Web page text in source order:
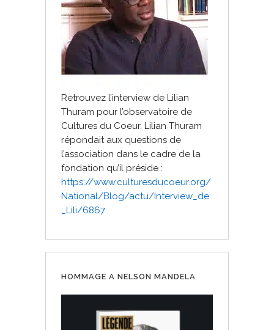
Retrouvez l’interview de Lilian
Thuram pour l’observatoire de
Cultures du Coeur. Lilian Thuram
répondait aux questions de
l’association dans le cadre de la
fondation qu’il préside :
https://www.culturesducoeur.org/
National/Blog/actu/Interview _de
_Lili/6867
HOMMAGE A NELSON MANDELA